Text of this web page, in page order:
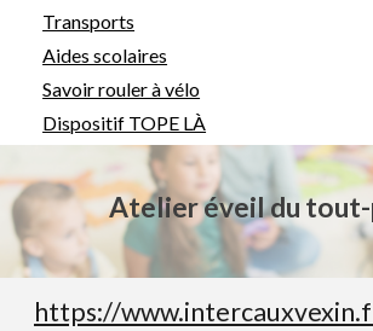
Transports
Aides scolaires
Savoir rouler à vélo
Dispositif TOPE LÀ
Atelier éveil du
https://